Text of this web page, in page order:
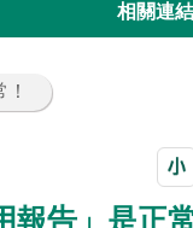
相關連結
告」是正常